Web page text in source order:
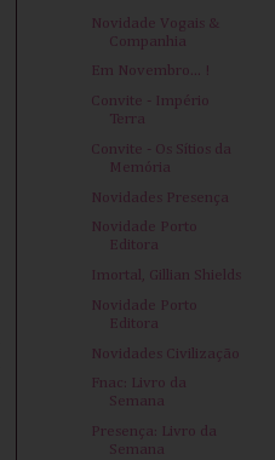
Novidade Vogais &
Companhia
Em Novembro... !
Convite - Império
Terra
Convite - Os Sítios da
Memória
Novidades Presença
Novidade Porto
Editora
Imortal, Gillian Shields
Novidade Porto
Editora
Novidades Civilização
Fnac: Livro da
Semana
Presença: Livro da
Semana